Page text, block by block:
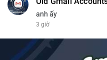
anh ấy
3 giờ